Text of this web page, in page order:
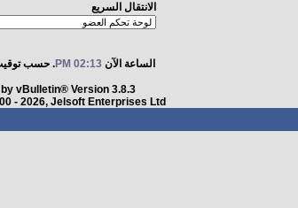
الانتقال السريع
الساعة الآن 02:13 PM . حسب
by vBulletin® Version 3.8.3
- 2026, Jelsoft Enterprises Ltd.